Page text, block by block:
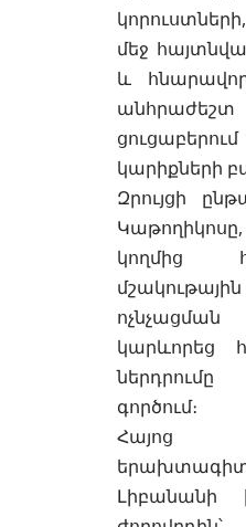
մեջ
և
կարիքների
Զրույցի
կողմից
կարևորեց
գործում։
Հայոց
Լիբանանի